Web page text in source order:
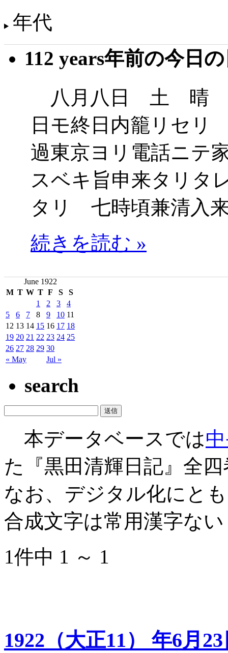
年代
112 years年前の今日
八月八日 土 晴
日モ終日内籠リセ
過東京ヨリ電話ニテ
スベキ旨申来タリタ
タリ 七時頃兼清入
続きを読む »
June 1922
M T W T F S S
« May Jul »
1 2 3
4
5
6 7 8 9 10 11
12 13 14 15 16 17 18
19 20 21 22 23 24 25
26 27 28 29 30
search
本データベースでは
た『黒田清輝日記』全
なお、デジタル化にと
合成文字は常用漢字な
1件中 1 ～ 1
1922（大正11） 年6月